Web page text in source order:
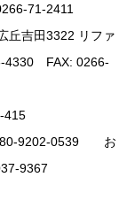
71-2411
丘吉田3322 リファ
FAX: 0266-
415
080-9202-0539 お
9367